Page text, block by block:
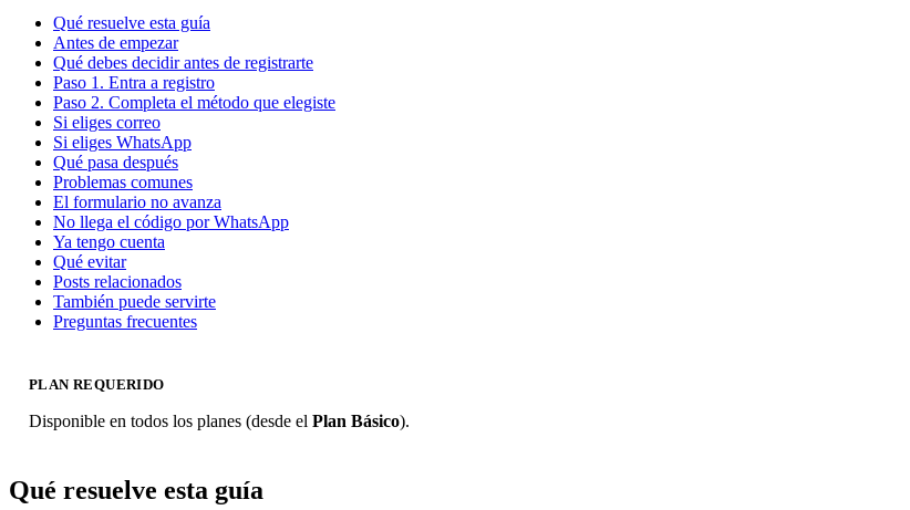
Qué resuelve esta guía
Antes de empezar
Qué debes decidir antes de registrarte
Paso 1. Entra a registro
Paso 2. Completa el método que elegiste
Si eliges correo
Si eliges WhatsApp
Qué pasa después
Problemas comunes
El formulario no avanza
No llega el código por WhatsApp
Ya tengo cuenta
Qué evitar
Posts relacionados
También puede servirte
Preguntas frecuentes
PLAN REQUERIDO
Disponible en todos los planes (desde el Plan Básico).
Qué resuelve esta guía